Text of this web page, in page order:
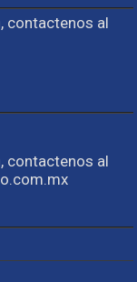
contactenos al
contactenos al